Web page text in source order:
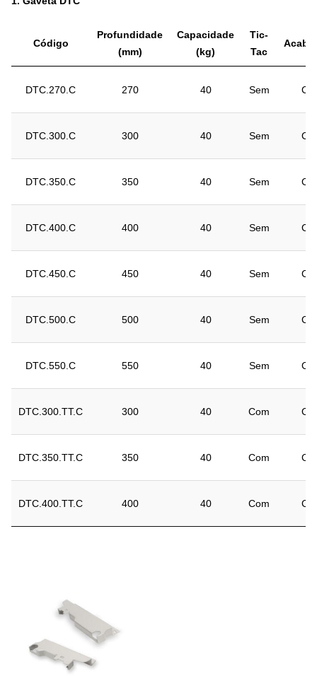
Código
Profundidade
(mm)
Capacidade
(kg)
Tic-
Tac
DTC.270.C 270 40 Sem
DTC.300.C 300 40 Sem
DTC.350.C 350 40 Sem
DTC.400.C 400 40 Sem
DTC.450.C 450 40 Sem
DTC.500.C 500 40 Sem
DTC.550.C 550 40 Sem
DTC.300.TT.C 300 40 Com
DTC.350.TT.C 350 40 Com
DTC.400.TT.C 400 40 Com